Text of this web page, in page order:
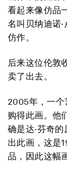
看起来像仿品
名叫贝纳迪诺
仿作。
后来这位伦敦
卖了出去。
2005年，一个
购得此画。他
确是达·芬奇
出此画，这是
品，因此这幅